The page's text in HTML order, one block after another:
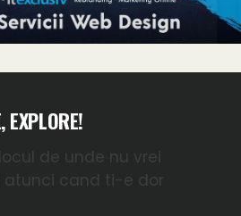
EXPLORE!
de unde nu vrei
atunci cand ti-e dor